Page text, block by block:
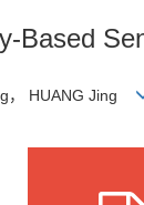
Based
， HUANG Jing